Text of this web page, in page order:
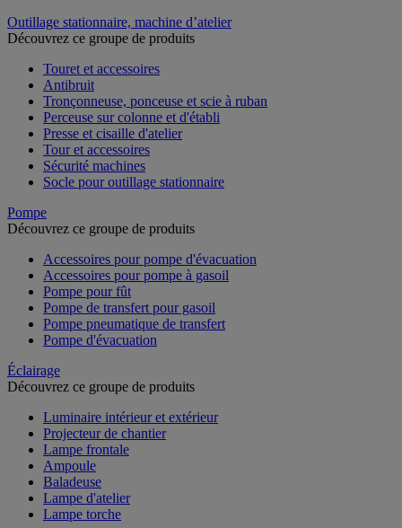
Outillage stationnaire, machine d’atelier
Découvrez ce groupe de produits
Touret et accessoires
Antibruit
Tronçonneuse, ponceuse et scie à ruban
Perceuse sur colonne et d'établi
Presse et cisaille d'atelier
Tour et accessoires
Sécurité machines
Socle pour outillage stationnaire
Pompe
Découvrez ce groupe de produits
Accessoires pour pompe d'évacuation
Accessoires pour pompe à gasoil
Pompe pour fût
Pompe de transfert pour gasoil
Pompe pneumatique de transfert
Pompe d'évacuation
Éclairage
Découvrez ce groupe de produits
Luminaire intérieur et extérieur
Projecteur de chantier
Lampe frontale
Ampoule
Baladeuse
Lampe d'atelier
Lampe torche